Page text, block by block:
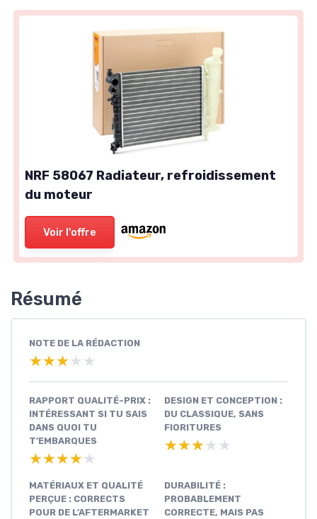
NRF 58067 Radiateur, refroidissement
du moteur
Voir l'offre
Résumé
NOTE DE LA RÉDACTION
★★★★★
★★★★★
RAPPORT QUALITÉ-PRIX :
INTÉRESSANT SI TU SAIS
DANS QUOI TU
T’EMBARQUES
★★★★★
★★★★★
DESIGN ET CONCEPTION :
DU CLASSIQUE, SANS
FIORITURES
★★★★★
★★★★★
MATÉRIAUX ET QUALITÉ
PERÇUE : CORRECTS
POUR DE L’AFTERMARKET
DURABILITÉ :
PROBABLEMENT
CORRECTE, MAIS PAS